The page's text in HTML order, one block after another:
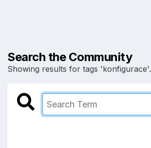
Search the Community
Showing results for tags 'konfigurace'.